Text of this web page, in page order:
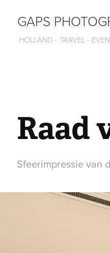
GAPS
HOLLAND - TRAVEL -
Raad
Sfeerimpressie van